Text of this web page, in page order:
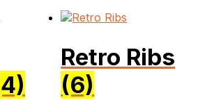
Retro Ribs
(6)